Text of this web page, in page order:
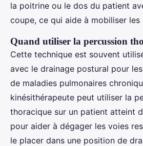
la poitrine ou le dos du patient
coupe, ce qui aide à mobiliser les
Quand utiliser la percussion
Cette technique est souvent
avec le drainage postural pour
de maladies pulmonaires
kinésithérapeute peut utiliser la
thoracique sur un patient atteint
pour aider à dégager les voies
le placer dans une position de